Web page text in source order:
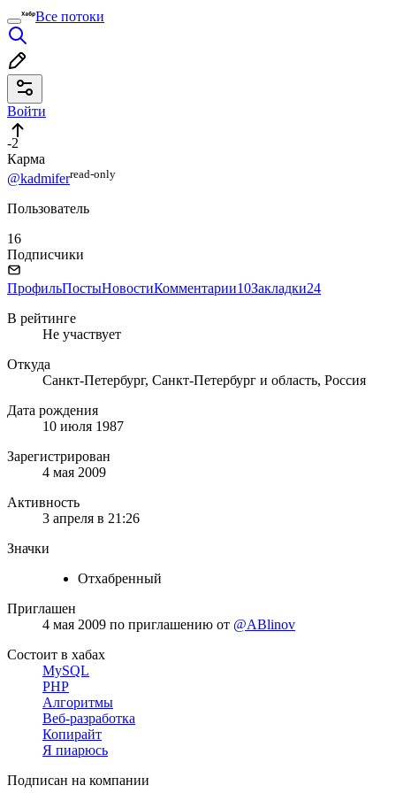
Все потоки
Войти
-2
Карма
@kadmiferread⁠-⁠only
Пользователь
16
Подписчики
ПрофильПостыНовостиКомментарии10Закладки24
В рейтинге
Не участвует
Откуда
Санкт-Петербург, Санкт-Петербург и область, Россия
Дата рождения
10 июля 1987
Зарегистрирован
4 мая 2009
Активность
3 апреля в 21:26
Значки
Отхабренный
Приглашен
4 мая 2009 по приглашению от @ABlinov
Состоит в хабах
MySQL
PHP
Алгоритмы
Веб-разработка
Копирайт
Я пиарюсь
Подписан на компании